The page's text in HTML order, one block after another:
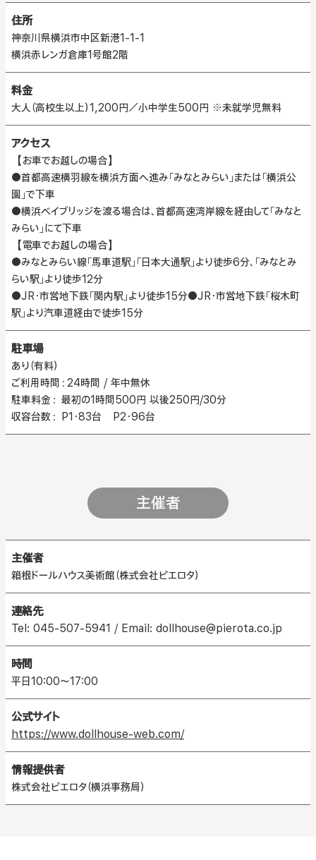
住所
神奈川県横浜市中区新港1-1-1
横浜赤レンガ倉庫1号館2階
料金
大人（高校生以上）1,200円／小中学生500円 ※未就学児無料
アクセス
【お車でお越しの場合】
●首都高速横羽線を横浜方面へ進み「みなとみらい」または「横浜公
園」で下車
●横浜ベイブリッジを渡る場合は、首都高速湾岸線を経由して「みなと
みらい」にて下車
【電車でお越しの場合】
●みなとみらい線「馬車道駅」「日本大通駅」より徒歩6分、「みなとみ
らい駅」より徒歩12分
●JR・市営地下鉄「関内駅」より徒歩15分●JR・市営地下鉄「桜木町
駅」より汽車道経由で徒歩15分
駐車場
あり（有料）
ご利用時間：24時間 / 年中無休
駐車料金： 最初の1時間500円 以後250円/30分
収容台数： P1・83台 P2・96台
主催者
主催者
箱根ドールハウス美術館（株式会社ピエロタ）
連絡先
Tel: 045-507-5941 / Email: dollhouse@pierota.co.jp
時間
平日10:00〜17:00
公式サイト
https://www.dollhouse-web.com/
情報提供者
株式会社ピエロタ（横浜事務局）